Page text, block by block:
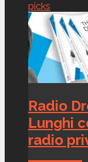
picks
Radio
Lunghi
radio